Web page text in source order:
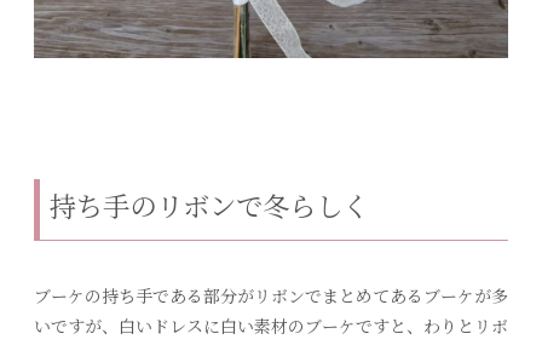
持ち手のリボンで冬らしく
ブーケの持ち手である部分がリボンでまとめてあるブーケが多
いですが、白いドレスに白い素材のブーケですと、わりとリボ